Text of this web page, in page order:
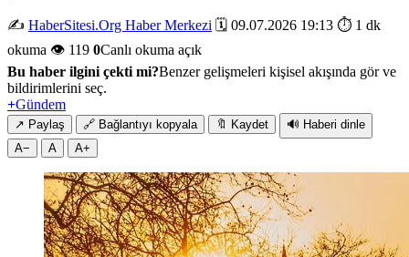
✍️ HaberSitesi.Org Haber Merkezi 🗓️ 09.07.2026 19:13 ⏱️ 1 dk
okuma 👁️ 119 0Canlı okuma açık
Bu haber ilgini çekti mi?Benzer gelişmeleri kişisel akışında gör ve
bildirimlerini seç.
+Gündem
↗ Paylaş 🔗 Bağlantıyı kopyala 🔖 Kaydet 🔊 Haberi dinle
A−
A A+